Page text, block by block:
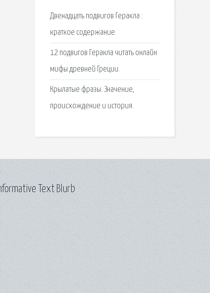
Двенадцать подвигов Геракла :
краткое содержание.
12 подвигов Геракла читать онлайн
мифы древней Греции.
Крылатые фразы. Значение,
происхождение и история.
Text Blurb